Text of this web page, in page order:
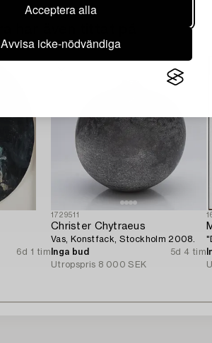
Acceptera alla
Avvisa icke-nödvändiga
6d 1 tim
1729511
Christer Chytraeus
Vas, Konstfack, Stockholm 2008.
Inga bud
5d 4 tim
Utropspris 8 000 SEK